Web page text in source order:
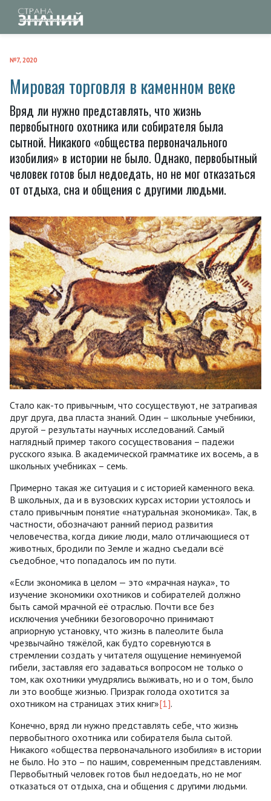
№7, 2020
Мировая торговля в каменном веке
Вряд ли нужно представлять, что жизнь
первобытного охотника или собирателя была
сытной. Никакого «общества первоначального
изобилия» в истории не было. Однако, первобытный
человек готов был недоедать, но не мог отказаться
от отдыха, сна и общения с другими людьми.
Стало как-то привычным, что сосуществуют, не затрагивая
друг друга, два пласта знаний. Один – школьные учебники,
другой – результаты научных исследований. Самый
наглядный пример такого сосуществования – падежи
русского языка. В академической грамматике их восемь, а в
школьных учебниках – семь.
Примерно такая же ситуация и с историей каменного века.
В школьных, да и в вузовских курсах истории устоялось и
стало привычным понятие «натуральная экономика». Так, в
частности, обозначают ранний период развития
человечества, когда дикие люди, мало отличающиеся от
животных, бродили по Земле и жадно съедали всё
съедобное, что попадалось им по пути.
«Если экономика в целом — это «мрачная наука», то
изучение экономики охотников и собирателей должно
быть самой мрачной её отраслью. Почти все без
исключения учебники безоговорочно принимают
априорную установку, что жизнь в палеолите была
чрезвычайно тяжёлой, как будто соревнуются в
стремлении создать у читателя ощущение неминуемой
гибели, заставляя его задаваться вопросом не только о
том, как охотники умудрялись выживать, но и о том, было
ли это вообще жизнью. Призрак голода охотится за
охотником на страницах этих книг»[1].
Конечно, вряд ли нужно представлять себе, что жизнь
первобытного охотника или собирателя была сытой.
Никакого «общества первоначального изобилия» в истории
не было. Но это – по нашим, современным представлениям.
Первобытный человек готов был недоедать, но не мог
отказаться от отдыха, сна и общения с другими людьми.